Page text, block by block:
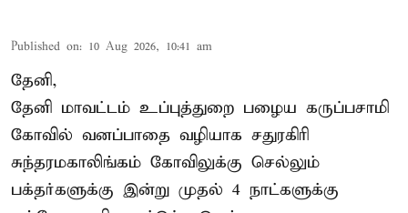
Published on: 10 Aug 2026, 10:41 am
தேனி,
தேனி மாவட்டம் உப்புத்துறை பழைய கருப்பசாமி
கோவில் வனப்பாதை வழியாக சதுரகிரி
சுந்தரமகாலிங்கம் கோவிலுக்கு செல்லும்
பக்தர்களுக்கு இன்று முதல் 4 நாட்களுக்கு